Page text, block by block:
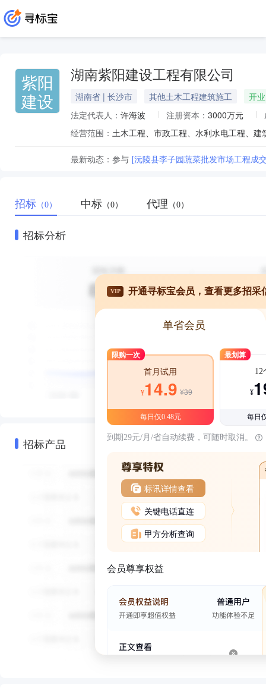
紫阳
建设
湖南紫阳建设工程有限公司
湖南省 | 长沙市 其他土木工程建筑施工
开业
法定代表人： 许海波 注册资本： 3000万元
经营范围： 土木工程、市政工程、水利水电工程、
最新动态： 参与 [沅陵县李子园蔬菜批发市场工程成
招标 （0） 中标 （0） 代理 （0）
招标分析
招标产品
VIP 开通寻标宝会员，查看更多招采
单省会员
限购一次
首月试用
¥14.9 ¥39
每日仅0.48元
最划算
12
¥
每日
到期29元/月/省自动续费，可随时取消。
标讯详情查看
关键电话直连
甲方分析查询
会员尊享权益